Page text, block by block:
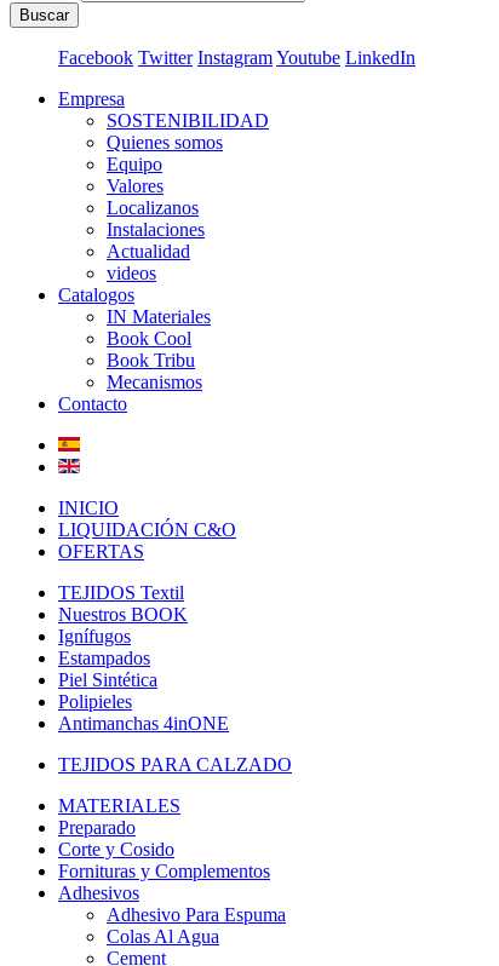
Buscar
Facebook Twitter InstagramYoutube LinkedIn
Empresa
SOSTENIBILIDAD
Quienes somos
Equipo
Valores
Localizanos
Instalaciones
Actualidad
videos
Catalogos
IN Materiales
Book Cool
Book Tribu
Mecanismos
Contacto
INICIO
LIQUIDACIÓN C&O
OFERTAS
TEJIDOS Textil
Nuestros BOOK
Ignífugos
Estampados
Piel Sintética
Polipieles
Antimanchas 4inONE
TEJIDOS PARA CALZADO
MATERIALES
Preparado
Corte y Cosido
Fornituras y Complementos
Adhesivos
Adhesivo Para Espuma
Colas Al Agua
Cement